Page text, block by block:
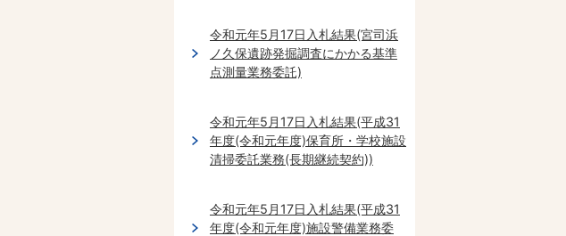
令和元年5月17日入札結果(宮司浜
ノ久保遺跡発掘調査にかかる基準
点測量業務委託)
令和元年5月17日入札結果(平成31
年度(令和元年度)保育所・学校施設
清掃委託業務(長期継続契約))
令和元年5月17日入札結果(平成31
年度(令和元年度)施設警備業務委